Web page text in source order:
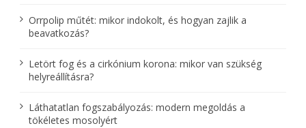
á
c
ó
Orrpolip műtét: mikor indokolt, és hogyan zajlik a
beavatkozás?
Letört fog és a cirkónium korona: mikor van szükség
helyreállításra?
Láthatatlan fogszabályozás: modern megoldás a
tökéletes mosolyért